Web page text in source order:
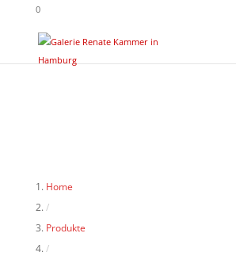
0
Home
/
Produkte
/